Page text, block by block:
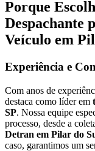
Porque
Despachante
Veículo em
Experiência e
Com anos de
destaca como líder em
SP. Nossa equipe
processo, desde a
Detran em Pilar do
caso, garantimos um